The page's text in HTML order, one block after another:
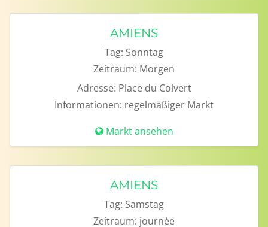
AMIENS
Tag: Sonntag
Zeitraum: Morgen
Adresse: Place du Colvert
Informationen: regelmäßiger Markt
Markt ansehen
AMIENS
Tag: Samstag
Zeitraum: journée